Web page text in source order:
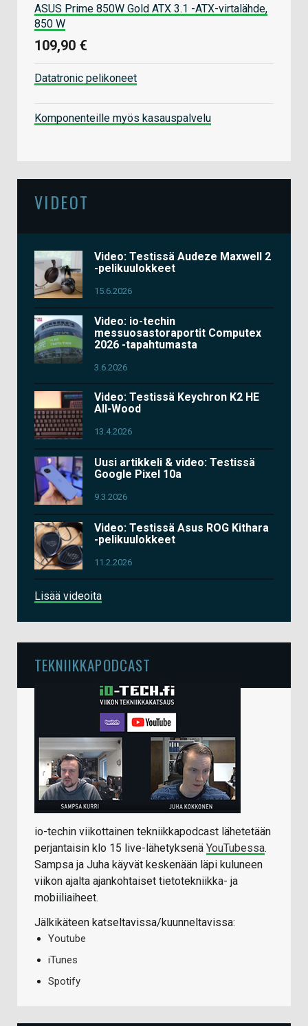
ASUS Prime 850W Gold ATX 3.1 -ATX-virtalähde,
850 W
109,90 €
Datatronic pelikoneet
Komponenteille myös kasauspalvelu
VIDEOT
Video: Testissä Audeze Maxwell 2
-pelikuulokkeet
15.6.2026
Video: io-techin
messuosastoraportit Computex
2026 -tapahtumasta
3.6.2026
Video: Testissä Keychron K2 HE
All-Wood
13.4.2026
Uusi artikkeli & video: Testissä
Google Pixel 10a
9.3.2026
Video: Testissä Asus ROG Kithara
-pelikuulokkeet
11.2.2026
Lisää videoita
TEKNIIKKAPODCAST
io-techin viikottainen tekniikkapodcast lähetetään
perjantaisin klo 15 live-lähetyksenä YouTubessa.
Sampsa ja Juha käyvät keskenään läpi kuluneen
viikon ajalta ajankohtaiset tietotekniikka- ja
mobiiliaiheet.
Jälkikäteen katseltavissa/kuunneltavissa:
Youtube
iTunes
Spotify